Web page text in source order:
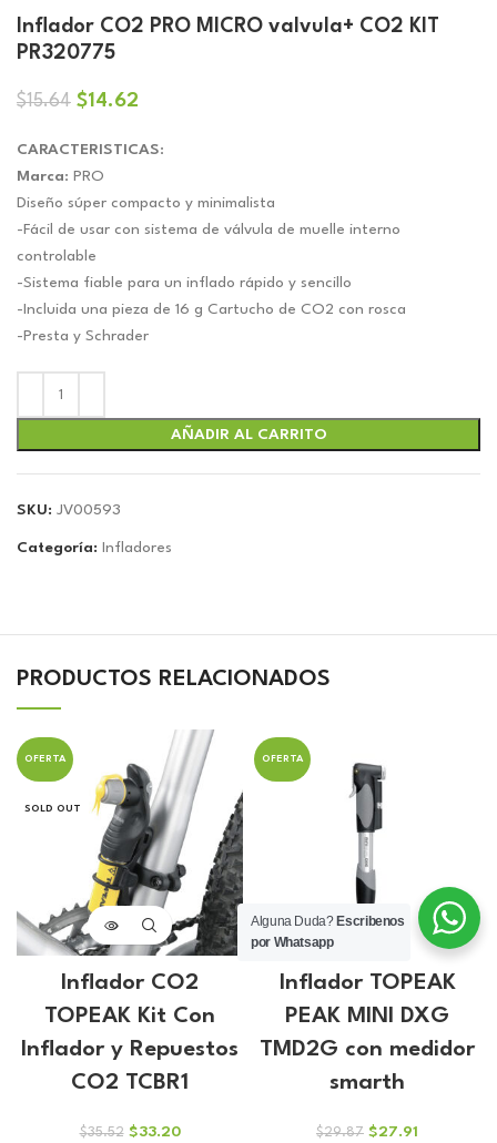
Inflador CO2 PRO MICRO valvula+ CO2 KIT
PR320775
$15.64 El
original
era:
$15.64.
$14.62
actual
$14.62.
CARACTERISTICAS:
Marca: PRO
Diseño súper compacto y minimalista
-Fácil de usar con sistema de válvula de muelle interno
controlable
-Sistema fiable para un inflado rápido y sencillo
-Incluida una pieza de 16 g Cartucho de CO2 con rosca
-Presta y Schrader
AÑADIR AL CARRITO
SKU: JV00593
Categoría: Infladores
PRODUCTOS RELACIONADOS
OFERTA
SOLD OUT
Inflador CO2
TOPEAK Kit Con
Inflador y Repuestos
CO2 TCBR1
$35.52 El
$33.20El
OFERTA
Inflador TOPEAK
PEAK MINI DXG
TMD2G con medidor
smarth
$29.87 El
$27.91
Alguna Duda? Escribenos
por Whatsapp